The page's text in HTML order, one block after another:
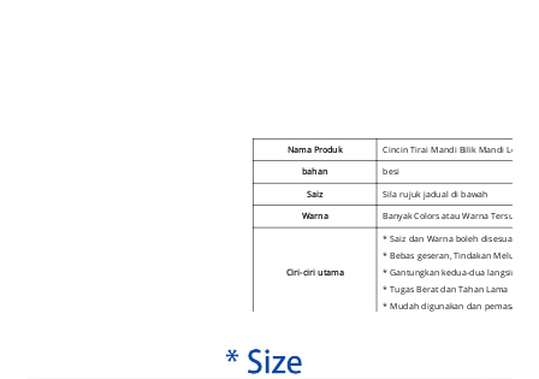
Nama Produk Cincin Tirai Mandi Bilik Mandi Logam
bahan besi
Saiz
Sila rujuk jadual di bawah
Warna
Banyak Colors atau Warna Tersuai
Ciri-ciri utama
* Saiz dan Warna boleh disesuaikan
* Bebas geseran, Tindakan Meluncur
* Gantungkan kedua-dua langsir
* Tugas Berat dan Tahan Lama
* Mudah digunakan dan pemasangan
Penggunaan